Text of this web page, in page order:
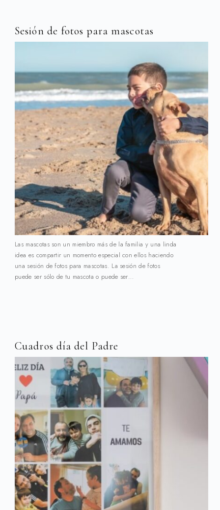
Sesión de fotos para mascotas
Las mascotas son un miembro más de la familia y una linda
idea es compartir un momento especial con ellos haciendo
una sesión de fotos para mascotas. La sesión de fotos
puede ser sólo de tu mascota o puede ser…
Cuadros día del Padre